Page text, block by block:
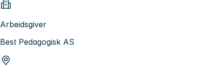
Arbeidsgiver
Best Pedagogisk AS